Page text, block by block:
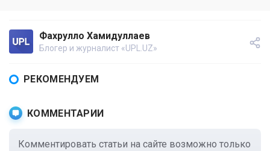
Фахрулло Хамидуллаев
Блогер и журналист «UPL.UZ»
РЕКОМЕНДУЕМ
КОММЕНТАРИИ
Комментировать статьи на сайте возможно только